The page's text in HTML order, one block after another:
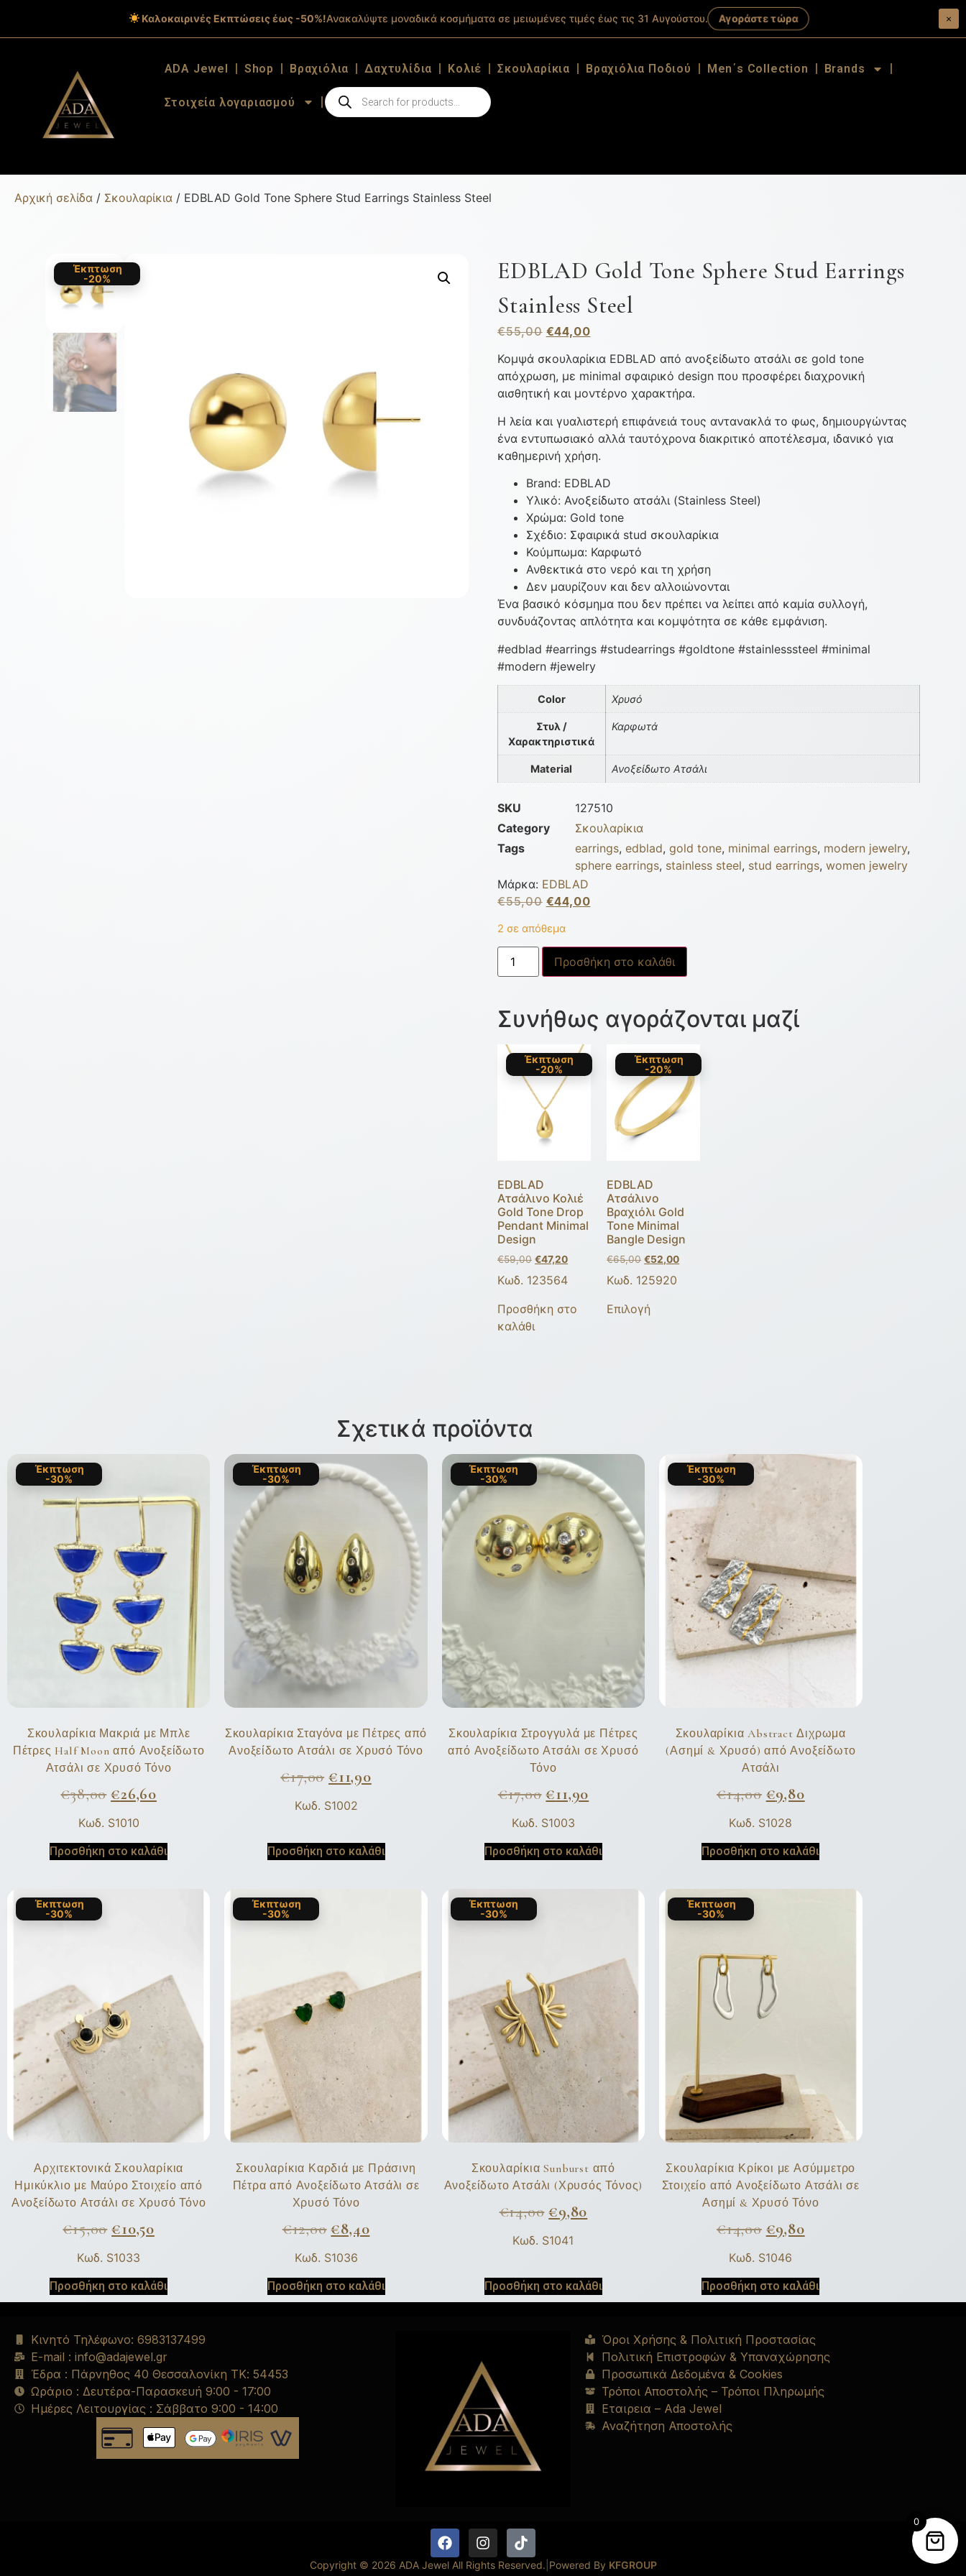
Καλοκαιρινές Εκπτώσεις έως -50%!Ανακαλύψτε μοναδικά κοσμήματα σε μειωμένες τιμές έως τις 31 Αυγούστου. Αγοράστε τώρα ×
ADA Jewel Shop Βραχιόλια Δαχτυλίδια Κολιέ Σκουλαρίκια Βραχιόλια Ποδιού Men΄s Collection Brands
Στοιχεία λογαριασμού
Αρχική σελίδα / Σκουλαρίκια / EDBLAD Gold Tone Sphere Stud Earrings Stainless Steel
Έκπτωση
-20%
EDBLAD Gold Tone Sphere Stud Earrings
Stainless Steel
€55,00 €44,00
Κομψά σκουλαρίκια EDBLAD από ανοξείδωτο ατσάλι σε gold tone
απόχρωση, με minimal σφαιρικό design που προσφέρει διαχρονική
αισθητική και μοντέρνο χαρακτήρα.
Η λεία και γυαλιστερή επιφάνειά τους αντανακλά το φως, δημιουργώντας
ένα εντυπωσιακό αλλά ταυτόχρονα διακριτικό αποτέλεσμα, ιδανικό για
καθημερινή χρήση.
Brand: EDBLAD
Υλικό: Ανοξείδωτο ατσάλι (Stainless Steel)
Χρώμα: Gold tone
Σχέδιο: Σφαιρικά stud σκουλαρίκια
Κούμπωμα: Καρφωτό
Ανθεκτικά στο νερό και τη χρήση
Δεν μαυρίζουν και δεν αλλοιώνονται
Ένα βασικό κόσμημα που δεν πρέπει να λείπει από καμία συλλογή,
συνδυάζοντας απλότητα και κομψότητα σε κάθε εμφάνιση.
#edblad #earrings #studearrings #goldtone #stainlesssteel #minimal
#modern #jewelry
Color Χρυσό
Στυλ /
Χαρακτηριστικά
Καρφωτά
Material Ανοξείδωτο Ατσάλι
SKU
127510
Category
Σκουλαρίκια
Tags
earrings, edblad, gold tone, minimal earrings, modern jewelry,
sphere earrings, stainless steel, stud earrings, women jewelry
Μάρκα: EDBLAD
€55,00 €44,00
2 σε απόθεμα
Προσθήκη στο καλάθι
Συνήθως αγοράζονται μαζί
Έκπτωση
-20%
EDBLAD
Ατσάλινο Κολιέ
Gold Tone Drop
Pendant Minimal
Design
€59,00 €47,20
Κωδ. 123564
Προσθήκη στο
καλάθι
Έκπτωση
-20%
EDBLAD
Ατσάλινο
Βραχιόλι Gold
Tone Minimal
Bangle Design
€65,00 €52,00
Κωδ. 125920
Επιλογή
Σχετικά προϊόντα
Έκπτωση
-30%
Σκουλαρίκια Μακριά με Μπλε
Πέτρες Half Moon από Ανοξείδωτο
Ατσάλι σε Χρυσό Τόνο
€38,00 €26,60
Κωδ. S1010
Προσθήκη στο καλάθι
Έκπτωση
-30%
Σκουλαρίκια Σταγόνα με Πέτρες από
Ανοξείδωτο Ατσάλι σε Χρυσό Τόνο
€17,00 €11,90
Κωδ. S1002
Προσθήκη στο καλάθι
Έκπτωση
-30%
Σκουλαρίκια Στρογγυλά με Πέτρες
από Ανοξείδωτο Ατσάλι σε Χρυσό
Τόνο
€17,00 €11,90
Κωδ. S1003
Προσθήκη στο καλάθι
Έκπτωση
-30%
Σκουλαρίκια Abstract Διχρωμα
(Ασημί & Χρυσό) από Ανοξείδωτο
Ατσάλι
€14,00 €9,80
Κωδ. S1028
Προσθήκη στο καλάθι
Έκπτωση
-30%
Αρχιτεκτονικά Σκουλαρίκια
Ημικύκλιο με Μαύρο Στοιχείο από
Ανοξείδωτο Ατσάλι σε Χρυσό Τόνο
€15,00 €10,50
Κωδ. S1033
Προσθήκη στο καλάθι
Έκπτωση
-30%
Σκουλαρίκια Καρδιά με Πράσινη
Πέτρα από Ανοξείδωτο Ατσάλι σε
Χρυσό Τόνο
€12,00 €8,40
Κωδ. S1036
Προσθήκη στο καλάθι
Έκπτωση
-30%
Σκουλαρίκια Sunburst από
Ανοξείδωτο Ατσάλι (Χρυσός Τόνος)
€14,00 €9,80
Κωδ. S1041
Προσθήκη στο καλάθι
Έκπτωση
-30%
Σκουλαρίκια Κρίκοι με Ασύμμετρο
Στοιχείο από Ανοξείδωτο Ατσάλι σε
Ασημί & Χρυσό Τόνο
€14,00 €9,80
Κωδ. S1046
Προσθήκη στο καλάθι
Κινητό Τηλέφωνο: 6983137499
E-mail : info@adajewel.gr
Έδρα : Πάρνηθος 40 Θεσσαλονίκη ΤΚ: 54453
Ωράριο : Δευτέρα-Παρασκευή 9:00 - 17:00
Ημέρες Λειτουργίας : Σάββατο 9:00 - 14:00
Όροι Χρήσης & Πολιτική Προστασίας
Πολιτική Επιστροφών & Υπαναχώρησης
Προσωπικά Δεδομένα & Cookies
Τρόποι Αποστολής – Τρόποι Πληρωμής
Εταιρεια – Ada Jewel
Αναζήτηση Αποστολής
Copyright © 2026 ADA Jewel All Rights Reserved. Powered By KFGROUP
0